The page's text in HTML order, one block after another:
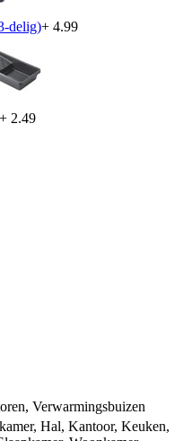
delig)+ 4.99
+ 2.49
, Verwarmingsbuizen
, Hal, Kantoor, Keuken,